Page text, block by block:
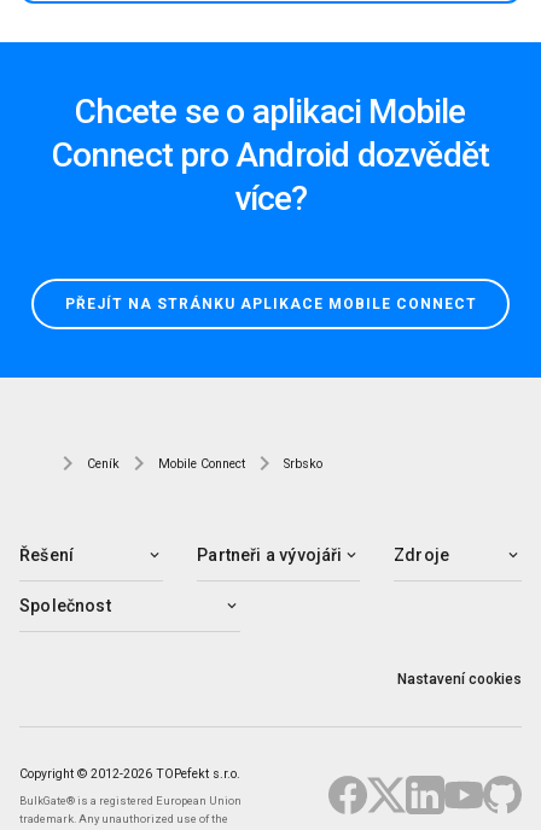
Chcete se o aplikaci Mobile
Connect pro Android dozvědět
více?
PŘEJÍT NA STRÁNKU APLIKACE MOBILE CONNECT
Ceník Mobile Connect Srbsko
Řešení Partneři a vývojáři Zdroje
Společnost
Nastavení cookies
Copyright © 2012-2026 TOPefekt s.r.o.
BulkGate® is a registered European Union
trademark. Any unauthorized use of the